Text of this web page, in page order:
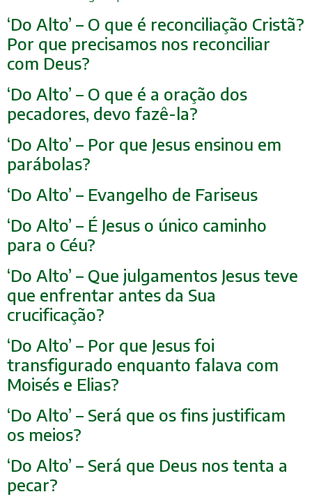
‘Do Alto’ – O que é reconciliação Cristã?
Por que precisamos nos reconciliar
com Deus?
‘Do Alto’ – O que é a oração dos
pecadores, devo fazê-la?
‘Do Alto’ – Por que Jesus ensinou em
parábolas?
‘Do Alto’ – Evangelho de Fariseus
‘Do Alto’ – É Jesus o único caminho
para o Céu?
‘Do Alto’ – Que julgamentos Jesus teve
que enfrentar antes da Sua
crucificação?
‘Do Alto’ – Por que Jesus foi
transfigurado enquanto falava com
Moisés e Elias?
‘Do Alto’ – Será que os fins justificam
os meios?
‘Do Alto’ – Será que Deus nos tenta a
pecar?